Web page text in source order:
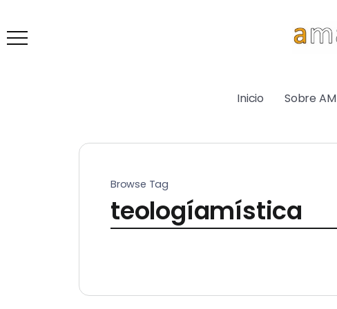
Inicio Sobre AM
Browse Tag
teologíamística